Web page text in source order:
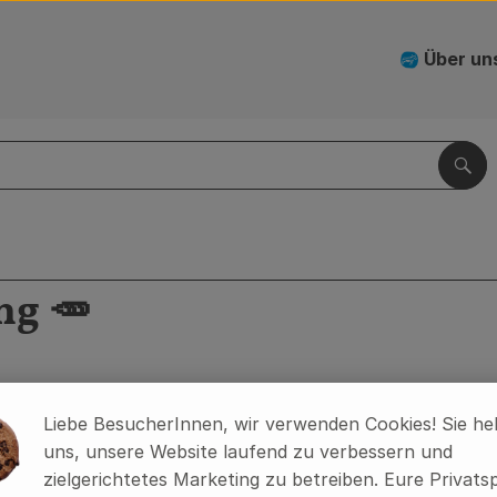
Über
🥕
wird liebevoll von uns gepackt und an Deinem
Liebe BesucherInnen, wir verwenden Cookies! Sie
uns, unsere Website laufend zu verbessern und
zielgerichtetes Marketing zu betreiben. Eure